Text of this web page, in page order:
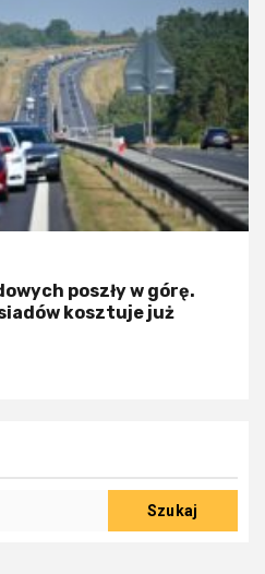
poszły w górę.
kosztuje już
Szukaj